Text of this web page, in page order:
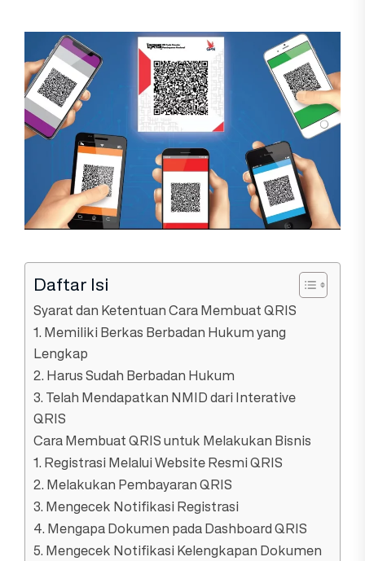
Daftar Isi
Syarat dan Ketentuan Cara Membuat QRIS
1. Memiliki Berkas Berbadan Hukum yang
Lengkap
2. Harus Sudah Berbadan Hukum
3. Telah Mendapatkan NMID dari Interative
QRIS
Cara Membuat QRIS untuk Melakukan Bisnis
1. Registrasi Melalui Website Resmi QRIS
2. Melakukan Pembayaran QRIS
3. Mengecek Notifikasi Registrasi
4. Mengapa Dokumen pada Dashboard QRIS
5. Mengecek Notifikasi Kelengkapan Dokumen